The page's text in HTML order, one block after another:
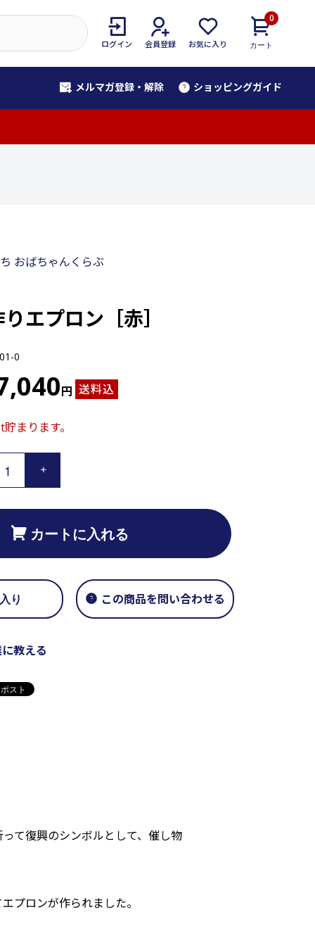
ログイン 会員登録 お気に入り
0
カート
メルマガ登録・解除 ショッピングガイド
おばちゃんくらぶ
エプロン［赤］
0
円 送料込
まります。
カートに入れる
り この商品を問い合わせる
教える
て復興のシンボルとして、催し物
プロンが作られました。